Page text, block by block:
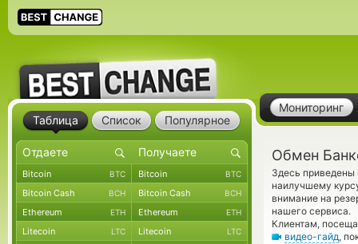
Мониторинг
Обмен
Здесь приведены
наилучшему
внимание на
нашего сервиса.
Клиентам,
видео-гайд,
Таблица Список Популярное
Bitcoin BTC Bitcoin BTC
Bitcoin Cash BCH Bitcoin Cash BCH
Ethereum ETH Ethereum ETH
Litecoin LTC Litecoin LTC